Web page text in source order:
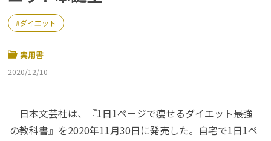
ダイエット
実用書
2020/12/10
日本文芸社は、『1日1ページで痩せるダイエット最強
の教科書』を2020年11月30日に発売した。自宅で1日1ペ